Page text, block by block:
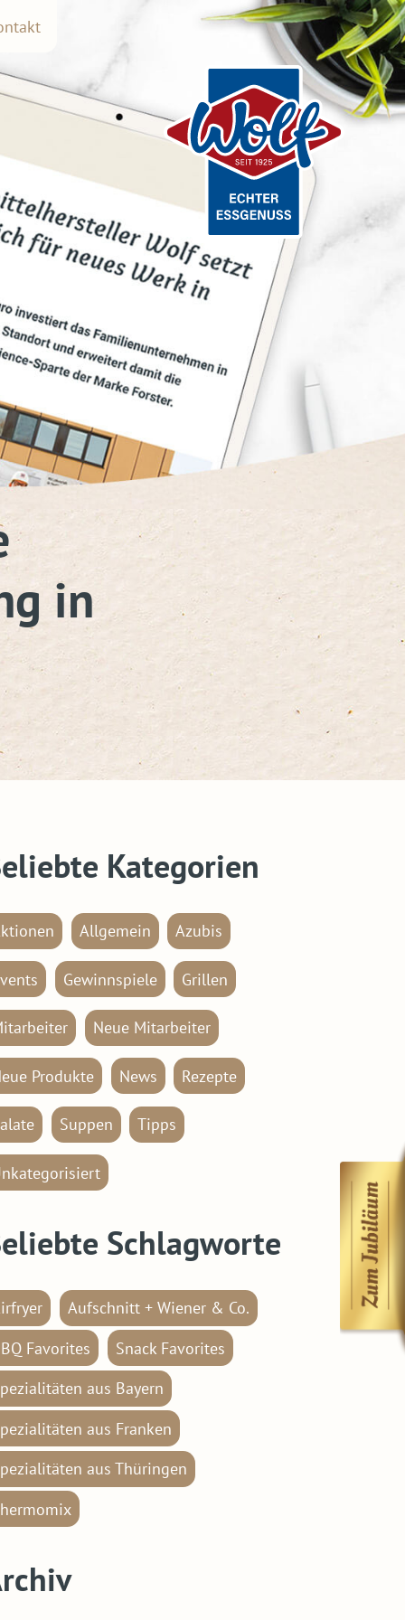
in
Kategorien
Allgemein Azubis
Gewinnspiele Grillen
Neue Mitarbeiter
Produkte News Rezepte
Suppen Tipps
Schlagworte
Aufschnitt + Wiener & Co.
Favorites
Snack Favorites
aus Bayern
aus Franken
aus Thüringen